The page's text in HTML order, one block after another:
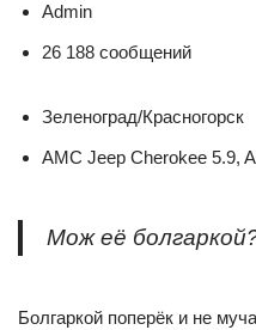
Admin
26 188 сообщений
Зеленоград/Красногорск
AMC Jeep Cherokee 5.9,
Мож её
Болгаркой поперёк и не